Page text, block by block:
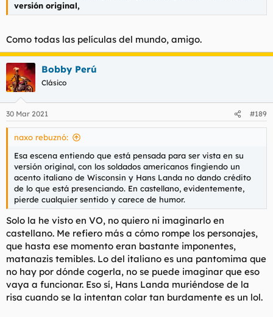
versión original,
Como todas las películas del mundo, amigo.
Bobby Perú
Clásico
30 Mar 2021 #189
naxo rebuznó:
Esa escena entiendo que está pensada para ser vista en su
versión original, con los soldados americanos fingiendo un
acento italiano de Wisconsin y Hans Landa no dando crédito
de lo que está presenciando. En castellano, evidentemente,
pierde cualquier sentido y carece de humor.
Solo la he visto en VO, no quiero ni imaginarlo en
castellano. Me refiero más a cómo rompe los personajes,
que hasta ese momento eran bastante imponentes,
matanazis temibles. Lo del italiano es una pantomima que
no hay por dónde cogerla, no se puede imaginar que eso
vaya a funcionar. Eso sí, Hans Landa muriéndose de la
risa cuando se la intentan colar tan burdamente es un lol.